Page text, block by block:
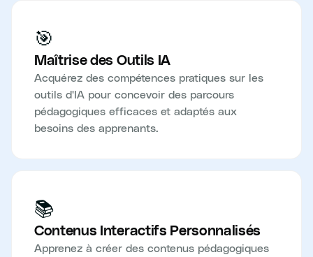
🎯
Maîtrise des Outils IA
Acquérez des compétences pratiques sur les
outils d'IA pour concevoir des parcours
pédagogiques efficaces et adaptés aux
besoins des apprenants.
📚
Contenus Interactifs Personnalisés
Apprenez à créer des contenus pédagogiques